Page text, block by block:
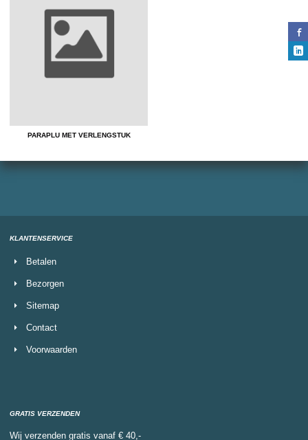
PARAPLU MET VERLENGSTUK
KLANTENSERVICE
Betalen
Bezorgen
Sitemap
Contact
Voorwaarden
GRATIS VERZENDEN
Wij verzenden gratis vanaf € 40,-